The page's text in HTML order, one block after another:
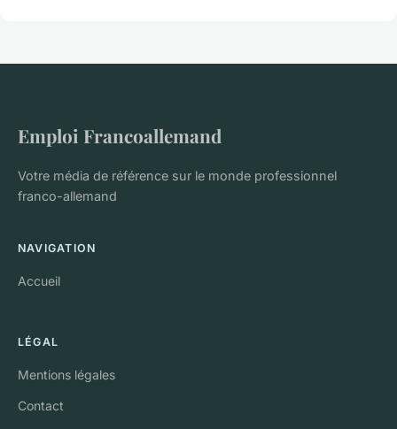
Emploi Francoallemand
Votre média de référence sur le monde professionnel
franco-allemand
NAVIGATION
Accueil
LÉGAL
Mentions légales
Contact